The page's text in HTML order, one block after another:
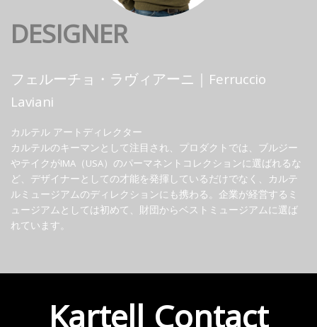
DESIGNER
フェルーチョ・ラヴィアーニ｜Ferruccio
Laviani
カルテル アートディレクター
カルテルのキーマンとして注目され、プロダクトでは、ブルジー
やテイクがIMA（USA）のパーマネントコレクションに選ばれるな
ど、デザイナーとしての才能を発揮しているだけでなく、カルテ
ルミュージアムのディレクションにも携わる。企業が経営するミ
ュージアムとしては初めて、財団からベストミュージアムに選ば
れています。